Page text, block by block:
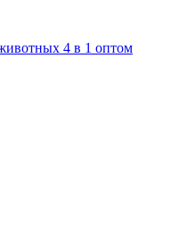
4 в 1 оптом